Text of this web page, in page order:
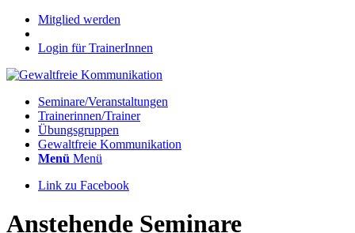
Mitglied werden
Login für TrainerInnen
Seminare/Veranstaltungen
Trainerinnen/Trainer
Übungsgruppen
Gewaltfreie Kommunikation
Menü Menü
Link zu Facebook
Anstehende Seminare